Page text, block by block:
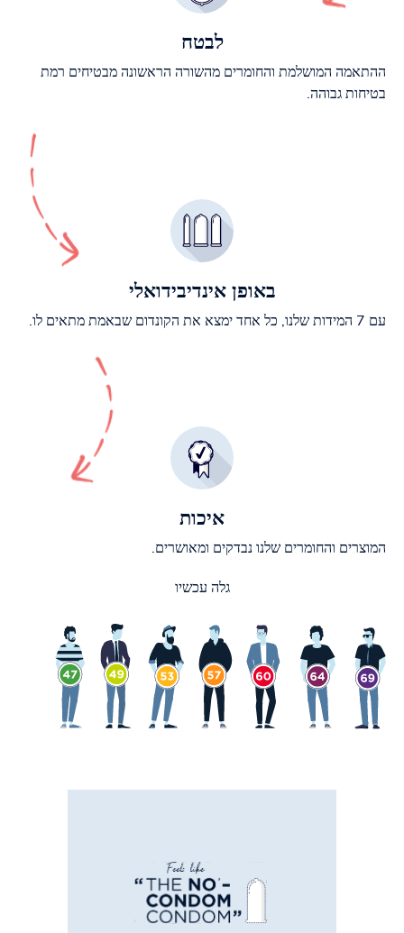
לבטח
ההתאמה המושלמת והחומרים מהשורה הראשונה מבטיחים רמת
בטיחות גבוהה.
באופן אינדיבידואלי
עם 7 המידות שלנו, כל אחד ימצא את הקונדום שבאמת מתאים לו.
איכות
המוצרים והחומרים שלנו נבדקים ומאושרים.
גלה עכשיו